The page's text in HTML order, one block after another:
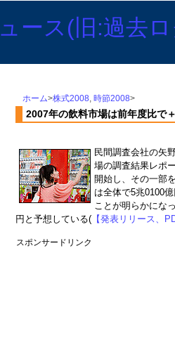
ホーム>株式2008, 時節2008>
2007年の飲料市場は前年度比で
民間調査会社の矢
場の調査結果レポ
開始し、その一部
は全体で5兆0100
ことが明らかにな
円と予想している( 【発表リリース、
スポンサードリンク